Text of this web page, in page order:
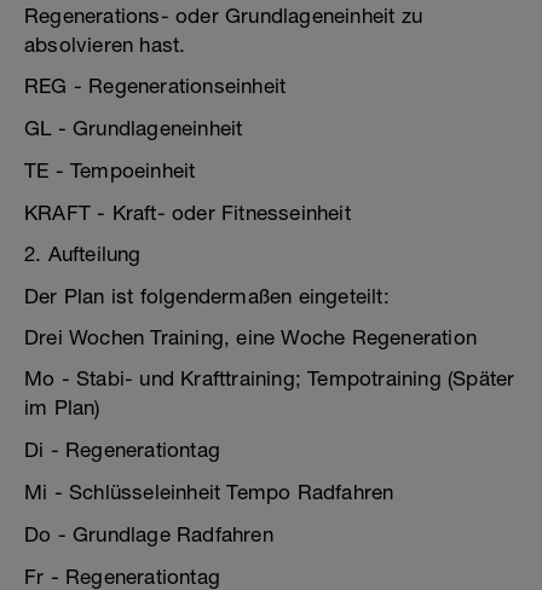
Regenerations- oder Grundlageneinheit zu
absolvieren hast.
REG - Regenerationseinheit
GL - Grundlageneinheit
TE - Tempoeinheit
KRAFT - Kraft- oder Fitnesseinheit
2. Aufteilung
Der Plan ist folgendermaßen eingeteilt:
Drei Wochen Training, eine Woche Regeneration
Mo - Stabi- und Krafttraining; Tempotraining (Später
im Plan)
Di - Regenerationtag
Mi - Schlüsseleinheit Tempo Radfahren
Do - Grundlage Radfahren
Fr - Regenerationtag